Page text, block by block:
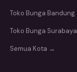
Toko Bunga Bandung
Toko Bunga Surabaya
Semua Kota →